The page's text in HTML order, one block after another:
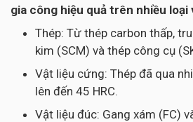
gia công hiệu quả trên nhiều loại
Thép: Từ thép carbon thấp,
kim (SCM) và thép công cụ
Vật liệu cứng: Thép đã qua
lên đến 45 HRC.
Vật liệu đúc: Gang xám (FC)